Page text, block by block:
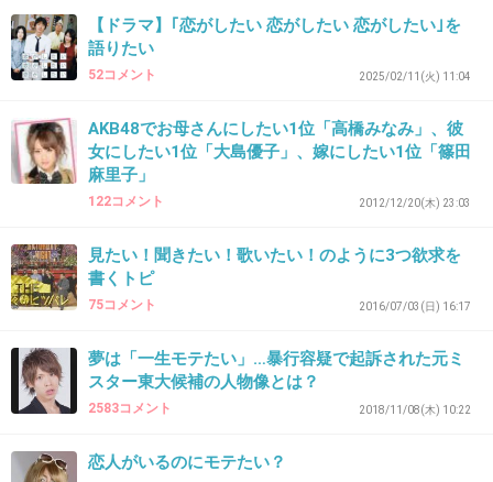
1件の返信
-8
33. 匿名2026/07/08(水) 17:41:35
皆のアイドルがるをちゃんだけど、大学の時に同級生が30
当時は30でもめっちゃオバさんの印象だった
1件の返信
>>1
【ドラマ】｢恋がしたい 恋がしたい 恋がしたい｣を
語りたい
52コメント 2025/02/11(火) 11:04
AKB48でお母さんにしたい1位「高橋みなみ」、彼
女にしたい1位「大島優子」、嫁にしたい1位「篠田
麻里子」
122コメント 2012/12/20(木) 23:03
見たい！聞きたい！歌いたい！のように3つ欲求を
書くトピ
75コメント 2016/07/03(日) 16:17
夢は「一生モテたい」…暴行容疑で起訴された元ミ
スター東大候補の人物像とは？
2583コメント 2018/11/08(木) 10:22
恋人がいるのにモテたい？